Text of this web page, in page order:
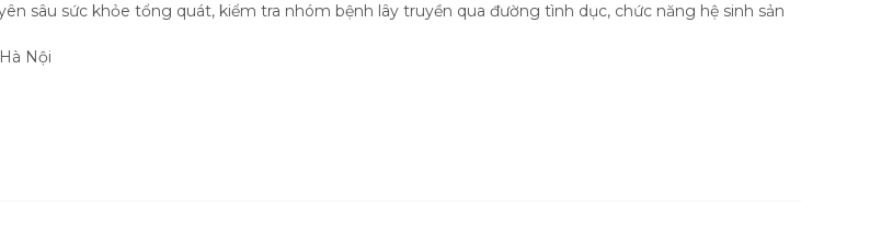
sâu sức khỏe tổng quát, kiểm tra nhóm bệnh lây truyền qua đường tình dục, chức năng hệ sinh sản
Nội